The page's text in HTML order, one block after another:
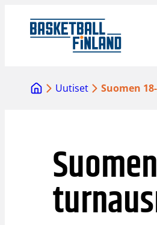
sisältöön
Uutiset Suomen